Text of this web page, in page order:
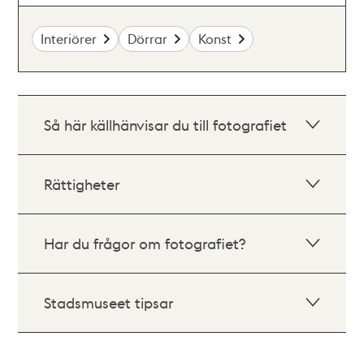
Interiörer Dörrar Konst
Så här källhänvisar du till fotografiet
Rättigheter
Har du frågor om fotografiet?
Stadsmuseet tipsar